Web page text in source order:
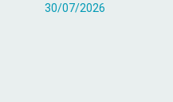
30/07/2026